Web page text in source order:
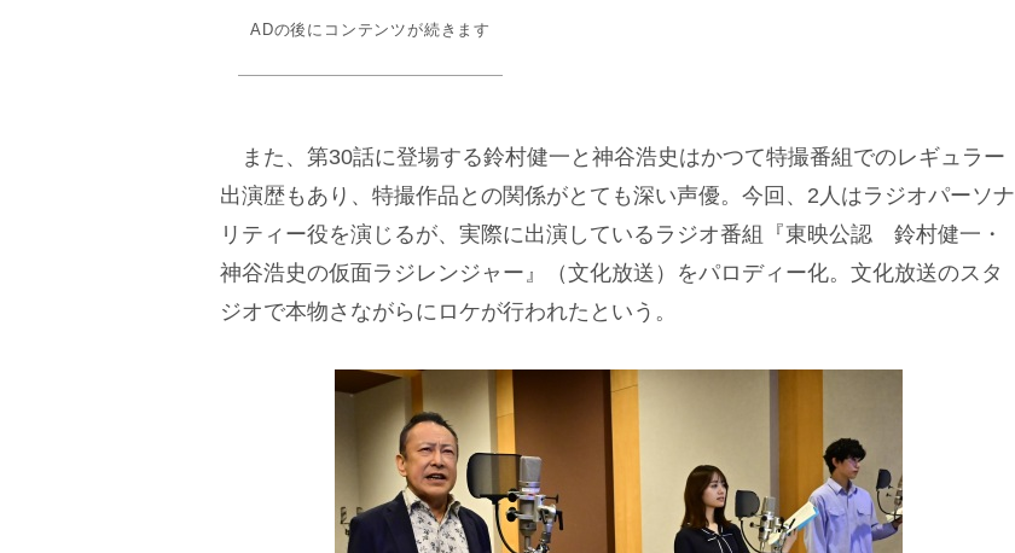
ADの後にコンテンツが続きます
また、第30話に登場する鈴村健一と神谷浩史はかつて特撮番組でのレギュラー
出演歴もあり、特撮作品との関係がとても深い声優。今回、2人はラジオパーソナ
リティー役を演じるが、実際に出演しているラジオ番組『東映公認 鈴村健一・
神谷浩史の仮面ラジレンジャー』（文化放送）をパロディー化。文化放送のスタ
ジオで本物さながらにロケが行われたという。